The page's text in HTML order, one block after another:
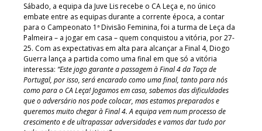
Sábado, a equipa da Juve Lis recebe o CA Leça e, no único
embate entre as equipas durante a corrente época, a contar
para o Campeonato 1ª Divisão Feminina, foi a turma de Leça da
Palmeira – a jogar em casa – quem conquistou a vitória, por 27-
25. Com as expectativas em alta para alcançar a Final 4, Diogo
Guerra lança a partida como uma final em que só a vitória
interessa: “Este jogo garante a passagem à Final 4 da Taça de
Portugal, por isso, será encarado como uma final, tanto para nós
como para o CA Leça! Jogamos em casa, sabemos das dificuldades
que o adversário nos pode colocar, mas estamos preparados e
queremos muito chegar à Final 4. A equipa vem num processo de
crescimento e de ultrapassar adversidades e vamos dar tudo por